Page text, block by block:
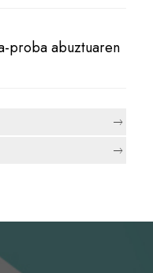
proba abuztuaren